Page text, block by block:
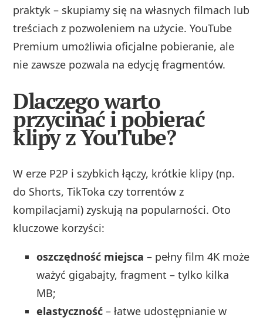
praktyk – skupiamy się na własnych filmach lub
treściach z pozwoleniem na użycie. YouTube
Premium umożliwia oficjalne pobieranie, ale
nie zawsze pozwala na edycję fragmentów.
Dlaczego warto
przycinać i pobierać
klipy z YouTube?
W erze P2P i szybkich łączy, krótkie klipy (np.
do Shorts, TikToka czy torrentów z
kompilacjami) zyskują na popularności. Oto
kluczowe korzyści:
oszczędność miejsca – pełny film 4K może
ważyć gigabajty, fragment – tylko kilka
MB;
elastyczność – łatwe udostępnianie w